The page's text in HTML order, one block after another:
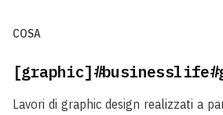
COSA
Lavori di graphic design realizzati a